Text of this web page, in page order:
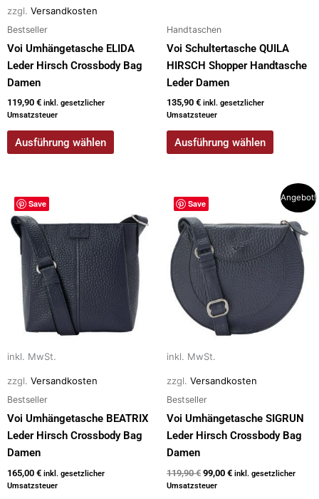
zzgl. Versandkosten
Bestseller
Voi Umhängetasche ELIDA
Leder Hirsch Crossbody Bag
Damen
119,90 € inkl. gesetzlicher
Umsatzsteuer
Ausführung wählen
werden
Handtaschen
Voi Schultertasche QUILA
HIRSCH Shopper Handtasche
Leder Damen
135,90 € inkl. gesetzlicher
Umsatzsteuer
Ausführung wählen
Save
inkl. MwSt.
zzgl. Versandkosten
Bestseller
Voi Umhängetasche BEATRIX
Leder Hirsch Crossbody Bag
Damen
165,00 € inkl. gesetzlicher
Umsatzsteuer
Dieses
Produkt
weist
mehrere
Varianten
auf.
Optionen
können
Produktseite
gewählt
werden
Save
Angebot!
inkl. MwSt.
zzgl. Versandkosten
Bestseller
Voi Umhängetasche SIGRUN
Leder Hirsch Crossbody Bag
Damen
119,90€
Preis
119,90 €
99,00 €
99,00 €.
inkl. gesetzlicher
Umsatzsteuer
Dieses
Produkt
weist
mehrere
Varianten
auf.
Die
Optionen
Produktseite
gewählt
werden